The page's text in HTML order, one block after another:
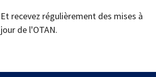
Et recevez régulièrement des mises à
jour de l'OTAN.